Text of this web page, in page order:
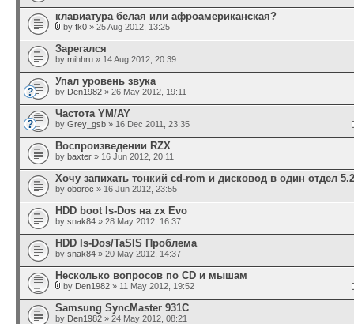
клавиатура белая или афроамериканская?
by fk0 » 25 Aug 2012, 13:25
Зарегался
by mihhru » 14 Aug 2012, 20:39
Упал уровень звука
by Den1982 » 26 May 2012, 19:11
Частота YM/AY
by Grey_gsb » 16 Dec 2011, 23:35
Воспроизведении RZX
by baxter » 16 Jun 2012, 20:11
Хочу запихать тонкий cd-rom и дисковод в один отдел
by oboroc » 16 Jun 2012, 23:55
HDD boot Is-Dos на zx Evo
by snak84 » 28 May 2012, 16:37
HDD Is-Dos/TaSIS Проблема
by snak84 » 20 May 2012, 14:37
Несколько вопросов по CD и мышам
by Den1982 » 11 May 2012, 19:52
Samsung SyncMaster 931C
by Den1982 » 24 May 2012, 08:21